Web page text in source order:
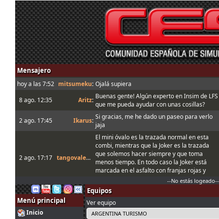
Mensajero
hoy a las 7:52 mitsumeku: Ojalá supiera
8 ago. 12:35
Aritz: Buenas gente! Algún experto en Insim de LFS
que me pueda ayudar con unas cosillas?
2 ago. 17:45
Ikarus: Si gracias, me he dado un paseo para verlo
jaja
2 ago. 17:17 tangovalens
El mini óvalo es la trazada normal en esta
combi, mientras que la Joker es la trazada
que solemos hacer siempre y que toma
menos tiempo. En todo caso la Joker está
marcada en el asfalto con franjas rojas y
2 ago. 14:30 Ikarus:
Buenas, con la Joker lap entiendo que se
refiere al mini óvalo que se hace en el server
Q, no?
--No estás logeado--
Menú principal
Inicio
Equipos
Ver equipo